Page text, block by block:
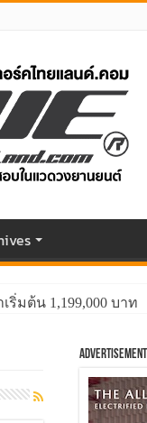
ริ่มต้น 1,199,000 บาท
อมสมรรถนะที่ดียิ่งกว่า
Advertisement